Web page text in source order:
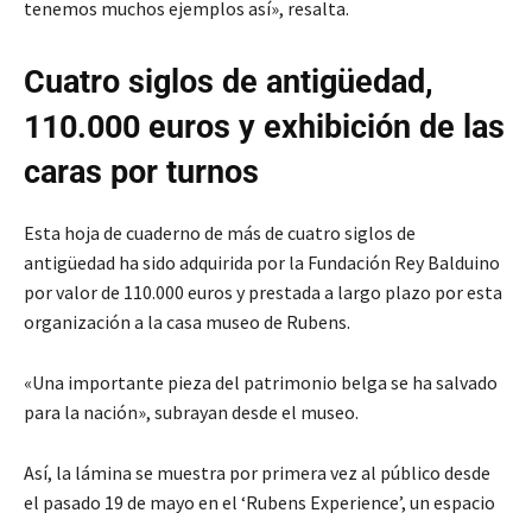
tenemos muchos ejemplos así», resalta.
Cuatro siglos de antigüedad,
110.000 euros y exhibición de las
caras por turnos
Esta hoja de cuaderno de más de cuatro siglos de
antigüedad ha sido adquirida por la Fundación Rey Balduino
por valor de 110.000 euros y prestada a largo plazo por esta
organización a la casa museo de Rubens.
«Una importante pieza del patrimonio belga se ha salvado
para la nación», subrayan desde el museo.
Así, la lámina se muestra por primera vez al público desde
el pasado 19 de mayo en el ‘Rubens Experience’, un espacio